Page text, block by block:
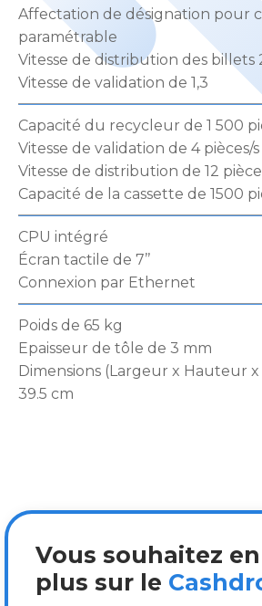
Affectation de désignation pour
paramétrable
Vitesse de distribution des billets
Vitesse de validation de 1,3
Capacité du recycleur de 1 500
Vitesse de validation de 4 pièces/s
Vitesse de distribution de 12
Capacité de la cassette de 1500
CPU intégré
Écran tactile de 7’’
Connexion par Ethernet
Poids de 65 kg
Epaisseur de tôle de 3 mm
Dimensions (Largeur x Hauteur x
39.5 cm
Vous souhaitez
plus sur le